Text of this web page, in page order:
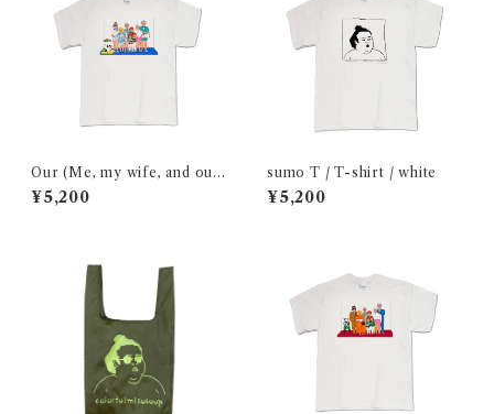
Our (Me, my wife, and our
cats) family portraits in su
mmer 2022/ T-shirt
¥5,200
sumo T / T-shirt / white
¥5,200